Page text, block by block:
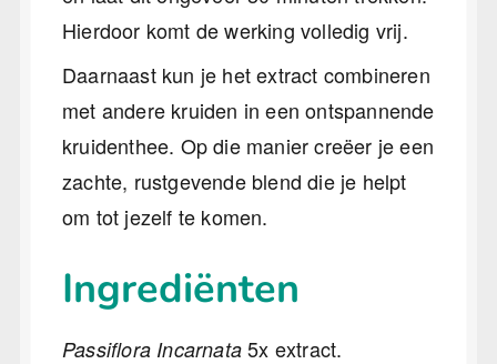
Hierdoor komt de werking volledig vrij.
Daarnaast kun je het extract combineren
met andere kruiden in een ontspannende
kruidenthee. Op die manier creëer je een
zachte, rustgevende blend die je helpt
om tot jezelf te komen.
Ingrediënten
Passiflora Incarnata 5x extract.